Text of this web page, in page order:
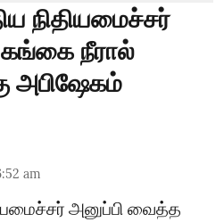
நிதியமைச்சர்
நீரால்
அபிஷேகம்
am
அனுப்பி வைத்த